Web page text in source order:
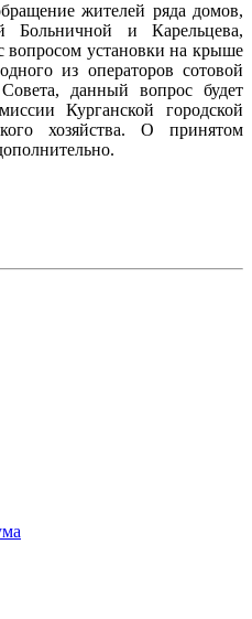
жителей ряда домов,
и Карельцева,
вопросом установки на крыше
из операторов сотовой
данный вопрос будет
Курганской городской
хозяйства. О принятом